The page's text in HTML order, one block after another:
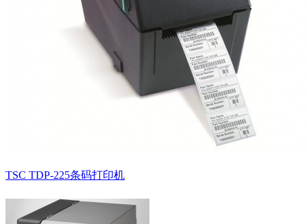
TSC TDP-225条码打印机